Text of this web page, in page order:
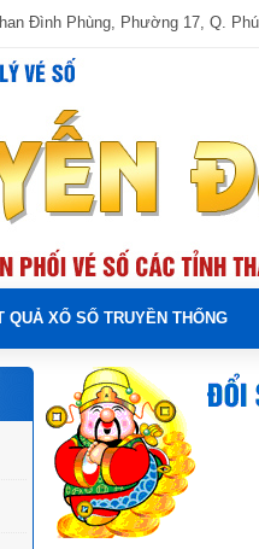
Đình Phùng, Phường 17, Q.
QUẢ XỔ SỐ TRUYỀN THỐNG